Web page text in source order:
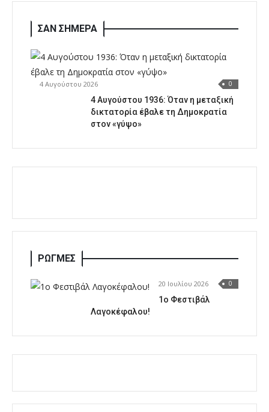
ΣΑΝ ΣΗΜΕΡΑ
4 Αυγούστου 2026 0
4 Αυγούστου 1936: Όταν η μεταξική
δικτατορία έβαλε τη Δημοκρατία
στον «γύψο»
ΡΩΓΜΕΣ
20 Ιουλίου 2026 0
1o Φεστιβάλ
Λαγοκέφαλου!